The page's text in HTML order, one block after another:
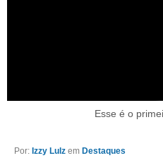
Esse é o
Por: Izzy Lulz em Destaques